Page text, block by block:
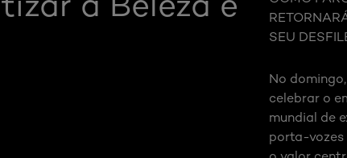
SEU
No
celebrar o
mundial de
porta-vozes